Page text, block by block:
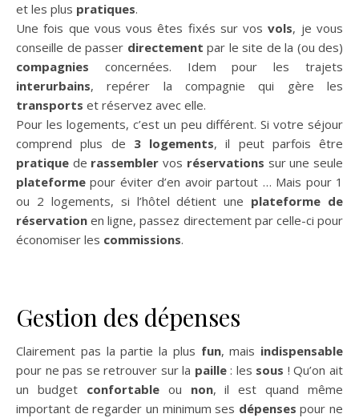
et les plus pratiques.
Une fois que vous vous êtes fixés sur vosvols, je vous
conseille de passer directement par le site de la (ou des)
compagnies concernées. Idem pour les trajets
interurbains, repérer la compagnie qui gère les
transports et réservez avec elle.
Pour les logements, c’est un peu différent. Si votre séjour
comprend plus de 3 logements, il peut parfois être
pratique de rassemblervos réservations sur une seule
plateformepour éviter d’en avoir partout … Mais pour 1
ou 2 logements, si l’hôtel détient une plateforme de
réservation en ligne, passez directement par celle-ci pour
économiser les commissions.
Gestion des dépenses
Clairement pas la partie la plus fun, mais indispensable
pour ne pas se retrouver sur la paille: les sous ! Qu’on ait
un budget confortable ou non, il est quand même
important de regarder un minimum ses dépensespour ne